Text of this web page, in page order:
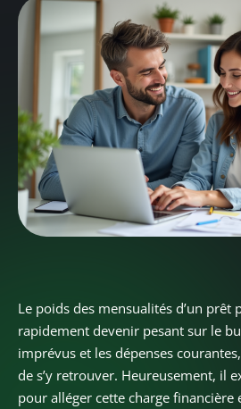
Le poids des mensualités d’un prêt
rapidement devenir pesant sur le
imprévus et les dépenses
de s’y retrouver. Heureusement, il
pour alléger cette charge